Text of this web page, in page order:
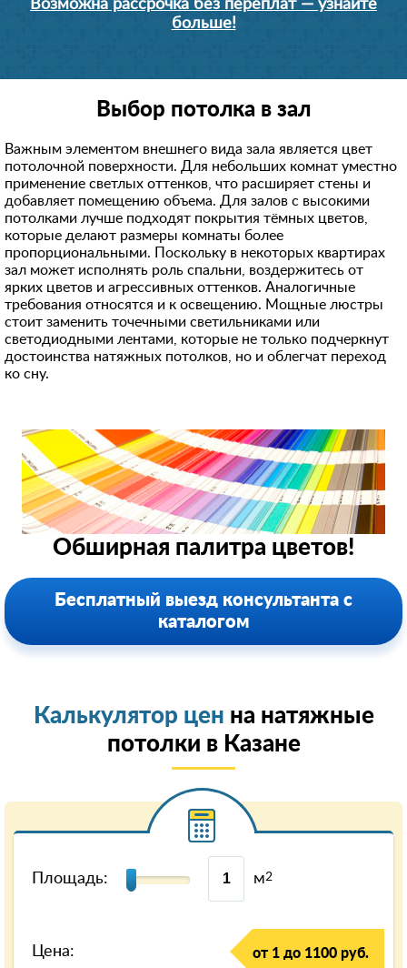
Возможна рассрочка без переплат — узнайте
больше!
Выбор потолка в зал
Важным элементом внешнего вида зала является цвет
потолочной поверхности. Для небольших комнат уместно
применение светлых оттенков, что расширяет стены и
добавляет помещению объема. Для залов с высокими
потолками лучше подходят покрытия тёмных цветов,
которые делают размеры комнаты более
пропорциональными. Поскольку в некоторых квартирах
зал может исполнять роль спальни, воздержитесь от
ярких цветов и агрессивных оттенков. Аналогичные
требования относятся и к освещению. Мощные люстры
стоит заменить точечными светильниками или
светодиодными лентами, которые не только подчеркнут
достоинства натяжных потолков, но и облегчат переход
ко сну.
Обширная палитра цветов!
Бесплатный выезд консультанта с
каталогом
Калькулятор цен на натяжные
потолки в Казанe
Площадь: м2
Цена: от 1 до 1100 руб.